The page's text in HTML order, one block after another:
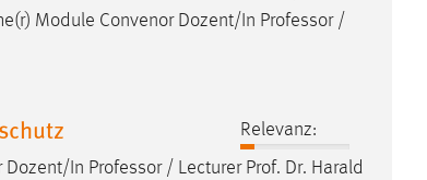
Module Convenor Dozent/In Professor/
Relevanz:
Dozent/In Professor/ Lecturer Prof. Dr. Harald